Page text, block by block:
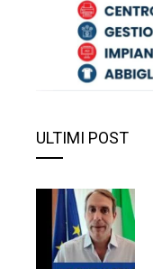
ULTIMI POST